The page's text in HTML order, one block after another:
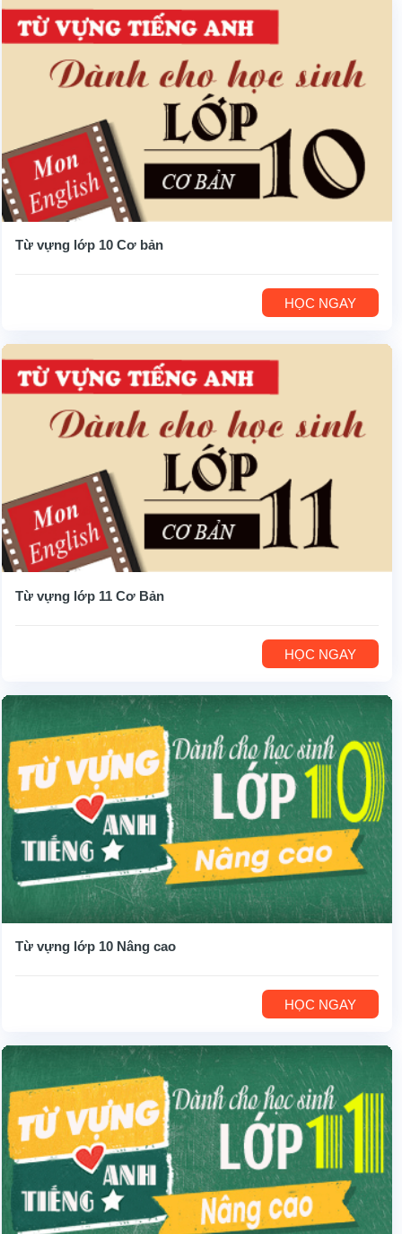
Từ vựng lớp 10 Cơ bản
HỌC NGAY
Từ vựng lớp 11 Cơ Bản
HỌC NGAY
Từ vựng lớp 10 Nâng cao
HỌC NGAY